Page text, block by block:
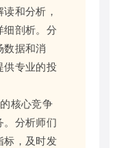
和分析，
细剖析。分
数据和消
供专业的投
核心竞争
。分析师们
标，及时发